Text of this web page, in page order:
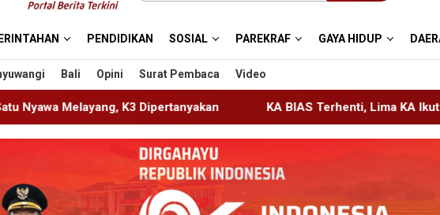
PENDIDIKAN SOSIAL PAREKRAF GAYA HIDUP
Bali Opini Surat Pembaca Video
KA BIAS Terhenti, Lima KA Ikut Terdampak, KAI Daop 7